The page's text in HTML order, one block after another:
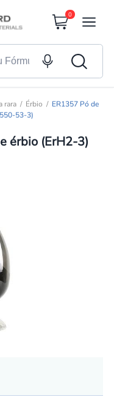
0
rara Érbio
ER1357 Pó de
53-3)
érbio (ErH2-3)